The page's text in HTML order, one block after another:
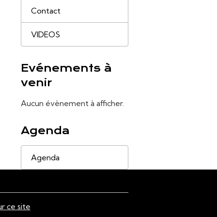
Contact
VIDEOS
Evénements à
venir
Aucun évènement à afficher.
Agenda
Agenda
ce site